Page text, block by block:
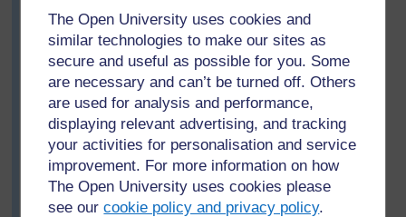
The Open University uses cookies and
similar technologies to make our sites as
secure and useful as possible for you. Some
are necessary and can’t be turned off. Others
are used for analysis and performance,
displaying relevant advertising, and tracking
your activities for personalisation and service
improvement. For more information on how
The Open University uses cookies please
see ourcookie policy and privacy policy.
kisanduku na kuzisoma kwa darasa. Kama mwanafunzi
alikuwa na namba iliyosomwa katika kadi zao,
waliweka kifungo juu yake. Mwanafunzi wa kwanza
ambaye alikuwa na vifungo vilivyojaza mstari, safu,
mshazari alishinda mchezo. Wanafunzi wakiwa
wanacheza mchezo Patricia aliwazungukia darasani
akiwasaidia. Kufaulu kumaliza kujaza vifungo katika
mstari, safu, au mshazari ni ushahidi wa uwezo wa
kutambua kwa usahihi namba za tarakimu mbili.
Katika hatua iliyofuta, aliligawa darasa katika makundi